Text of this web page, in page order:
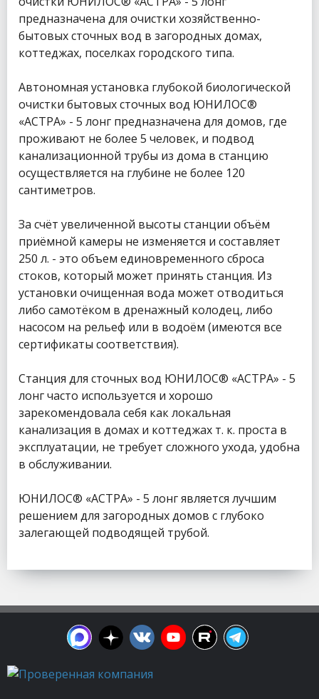
предназначена для очистки хозяйственно-
бытовых сточных вод в загородных домах,
коттеджах, поселках городского типа.
Автономная установка глубокой биологической
очистки бытовых сточных вод ЮНИЛОС®
«АСТРА» - 5 лонг предназначена для домов, где
проживают не более 5 человек, и подвод
канализационной трубы из дома в станцию
осуществляется на глубине не более 120
сантиметров.
За счёт увеличенной высоты станции объём
приёмной камеры не изменяется и составляет
250 л. - это объем единовременного сброса
стоков, который может принять станция. Из
установки очищенная вода может отводиться
либо самотёком в дренажный колодец, либо
насосом на рельеф или в водоём (имеются все
сертификаты соответствия).
Станция для сточных вод ЮНИЛОС® «АСТРА» - 5
лонг часто используется и хорошо
зарекомендовала себя как локальная
канализация в домах и коттеджах т. к. проста в
эксплуатации, не требует сложного ухода, удобна
в обслуживании.
ЮНИЛОС® «АСТРА» - 5 лонг является лучшим
решением для загородных домов с глубоко
залегающей подводящей трубой.